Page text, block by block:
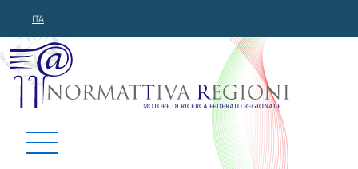
ITA
Normattiva Regioni -